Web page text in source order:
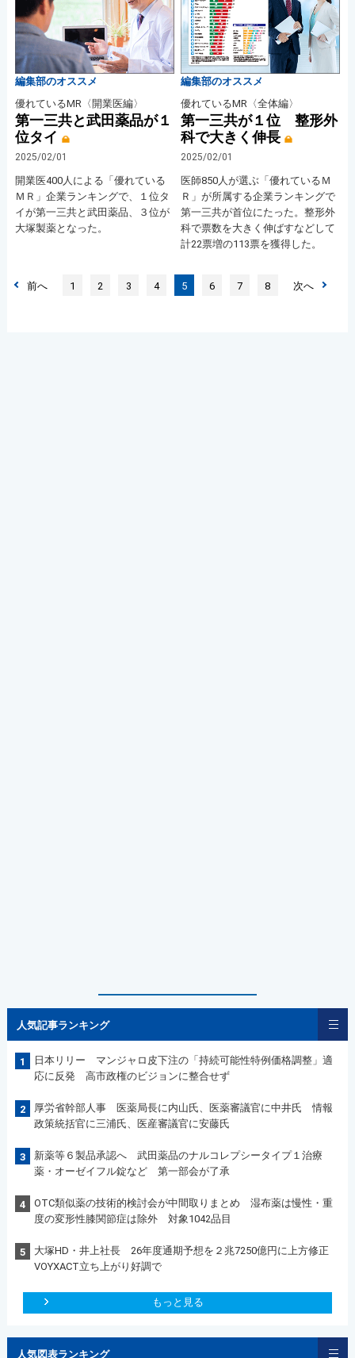
編集部のオススメ
優れているMR〈開業医編〉
第一三共と武田薬品が１
位タイ
2025/02/01
開業医400人による「優れている
ＭＲ」企業ランキングで、１位タ
イが第一三共と武田薬品、３位が
大塚製薬となった。
編集部のオススメ
優れているMR〈全体編〉
第一三共が１位 整形外
科で大きく伸長
2025/02/01
医師850人が選ぶ「優れているＭ
Ｒ」が所属する企業ランキングで
第一三共が首位にたった。整形外
科で票数を大きく伸ばすなどして
計22票増の113票を獲得した。
前へ 1 2 3 4 5 6 7 8 次へ
人気記事ランキング
1
日本リリー マンジャロ皮下注の「持続可能性特例価格調整」適
応に反発 高市政権のビジョンに整合せず
2
厚労省幹部人事 医薬局長に内山氏、医薬審議官に中井氏 情報
政策統括官に三浦氏、医産審議官に安藤氏
3
新薬等６製品承認へ 武田薬品のナルコレプシータイプ１治療
薬・オーゼイフル錠など 第一部会が了承
4
OTC類似薬の技術的検討会が中間取りまとめ 湿布薬は慢性・重
度の変形性膝関節症は除外 対象1042品目
5
大塚HD・井上社長 26年度通期予想を２兆7250億円に上方修正
VOYXACT立ち上がり好調で
もっと見る
人気図表ランキング